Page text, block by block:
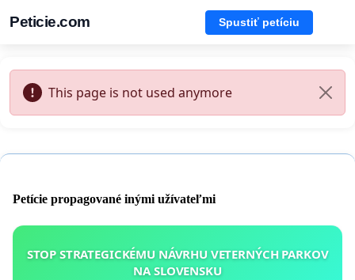
Peticie.com Spustiť petíciu
This page is not used anymore
Petície propagované inými užívateľmi
STOP STRATEGICKÉMU NÁVRHU VETERNÝCH PARKOV
NA SLOVENSKU